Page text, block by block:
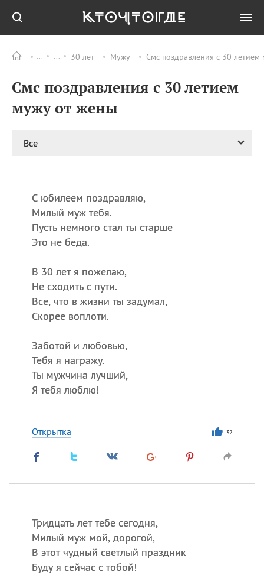
30 лет Мужу Смс поздравления с 30
Смс поздравления с 30 летием
мужу от жены
Все
С юбилеем поздравляю,
Милый муж тебя.
Пусть немного стал ты старше
Это не беда.
В 30 лет я пожелаю,
Не сходить с пути.
Все, что в жизни ты задумал,
Скорее воплоти.
Заботой и любовью,
Тебя я награжу.
Ты мужчина лучший,
Я тебя люблю!
Открытка 32
Тридцать лет тебе сегодня,
Милый муж мой, дорогой,
В этот чудный светлый праздник
Буду я сейчас с тобой!
ПРАЗДНИКИ Все
09.08
День памяти жертв
атомной
день
(Smokey Bear Day)
Посмотреть значение